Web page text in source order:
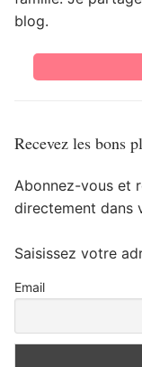
blog.
Recevez les bons
Abonnez-vous et
directement dans
Saisissez votre
Email